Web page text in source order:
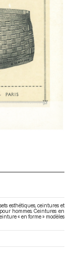
esthétiques, ceintures et
hommes. Ceintures en
« en forme » modèles